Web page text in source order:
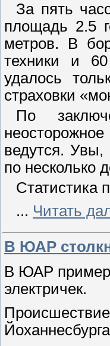
За пять
площадь 2.5
метров. В
техники и
удалось
страховки
По
ведутся.
по несколько
Статистика
... Читать
В ЮАР
В ЮАР
электричек.